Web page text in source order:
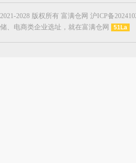
2021-2028 版权所有 富满仓网 沪ICP备
储、电商类企业选址，就在富满仓网
51La